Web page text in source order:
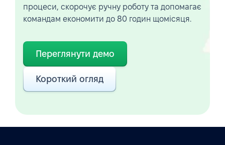
процеси, скорочує ручну роботу та допомагає
командам економити до 80 годин щомісяця.
Переглянути демо
Короткий огляд